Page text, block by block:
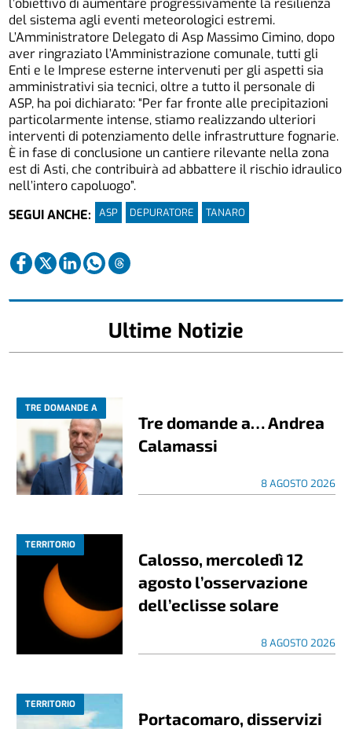
l’obiettivo di aumentare progressivamente la resilienza
del sistema agli eventi meteorologici estremi.
L’Amministratore Delegato di Asp Massimo Cimino, dopo
aver ringraziato l’Amministrazione comunale, tutti gli
Enti e le Imprese esterne intervenuti per gli aspetti sia
amministrativi sia tecnici, oltre a tutto il personale di
ASP, ha poi dichiarato: “Per far fronte alle precipitazioni
particolarmente intense, stiamo realizzando ulteriori
interventi di potenziamento delle infrastrutture fognarie.
È in fase di conclusione un cantiere rilevante nella zona
est di Asti, che contribuirà ad abbattere il rischio idraulico
nell’intero capoluogo”.
SEGUI ANCHE:
ASP DEPURATORE TANARO
Ultime Notizie
TRE DOMANDE A
Tre domande a… Andrea
Calamassi
8 AGOSTO 2026
TERRITORIO
Calosso, mercoledì 12
agosto l’osservazione
dell’eclisse solare
8 AGOSTO 2026
TERRITORIO
Portacomaro, disservizi